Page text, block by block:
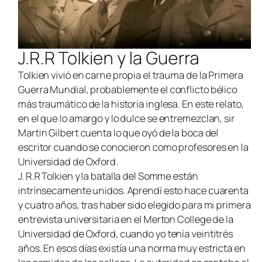
J.R.R Tolkien y la Guerra
Tolkien vivió en carne propia el trauma de la Primera
Guerra Mundial, probablemente el conflicto bélico
más traumático de la historia inglesa. En este relato,
en el que lo amargo y lo dulce se entremezclan, sir
Martin Gilbert cuenta lo que oyó de la boca del
escritor cuando se conocieron como profesores en la
Universidad de Oxford.
J. R.R Tolkien y la batalla del Somme están
intrínsecamente unidos. Aprendí esto hace cuarenta
y cuatro años, tras haber sido elegido para mi primera
entrevista universitaria en el Merton College de la
Universidad de Oxford, cuando yo tenía veintitrés
años. En esos días existía una norma muy estricta en